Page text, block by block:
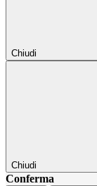
Chiudi
Chiudi
Conferma